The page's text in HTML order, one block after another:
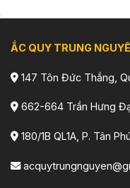
ẮC QUY TRUNG
147 Tôn Đức Thắng,
662-664 Trần Hưng
180/1B QL1A, P. Tân